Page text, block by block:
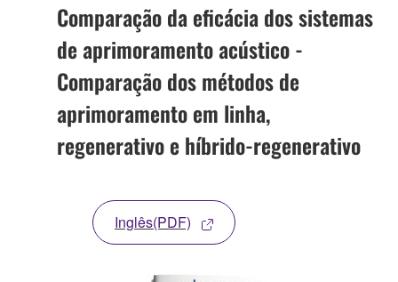
Comparação da eficácia dos sistemas
de aprimoramento acústico -
Comparação dos métodos de
aprimoramento em linha,
regenerativo e híbrido-regenerativo
Inglês(PDF)